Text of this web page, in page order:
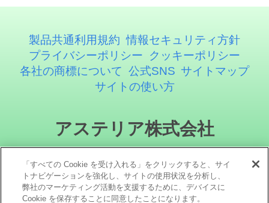
製品共通利用規約 情報セキュリティ方針
プライバシーポリシー
クッキーポリシー
各社の商標について 公式SNS サイトマップ
サイトの使い方
アステリア株式会社
「すべての Cookie を受け入れる」をクリックすると、サイ
トナビゲーションを強化し、サイトの使用状況を分析し、
弊社のマーケティング活動を支援するために、デバイスに
Cookie を保存することに同意したことになります。